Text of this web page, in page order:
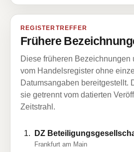
REGISTERTREFFER
Frühere
Diese früheren Bezeichnungen
vom Handelsregister ohne
Datumsangaben bereitgestellt.
sie getrennt vom datierten
Zeitstrahl.
DZ
Frankfurt am Main